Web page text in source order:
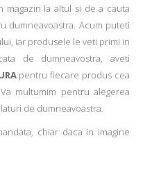
la altul si de a cauta
dumneavoastra. Acum puteti
iar produsele le veti primi in
de dumneavostra, aveti
pentru fiecare produs cea
multumim pentru alegerea
de dumneavoastra.
chiar daca in imagine